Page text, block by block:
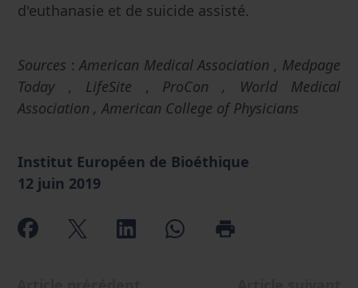
d'euthanasie et de suicide assisté.
Sources :American Medical Association , Medpage
Today, LifeSite , ProCon , World Medical
Association , American College of Physicians
Institut Européen de Bioéthique
12 juin 2019